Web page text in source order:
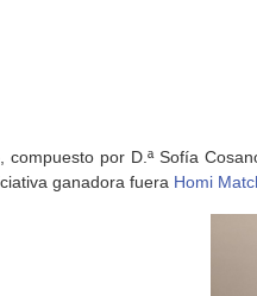
compuesto por D.ª Sofía
ganadora fuera Homi